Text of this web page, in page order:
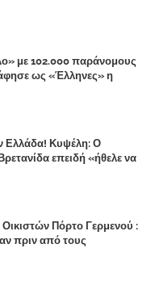
με 102.000 παράνομους
ως «Έλληνες» η
Ελλάδα! Κυψέλη: Ο
επειδή «ήθελε να
Πόρτο Γερμενού :
πριν από τους